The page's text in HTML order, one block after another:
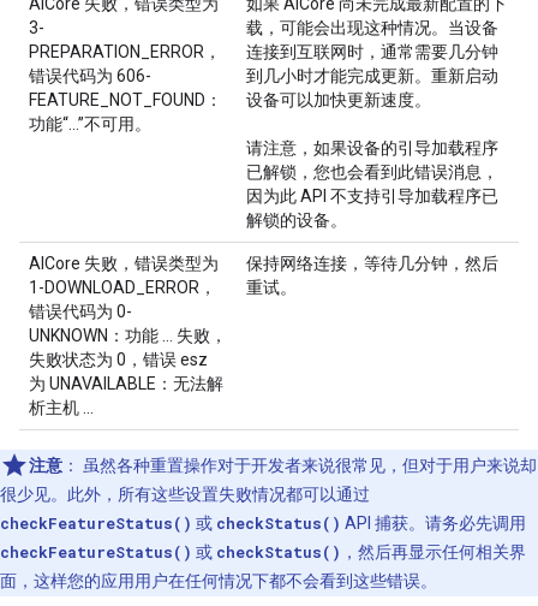
3-
PREPARATION_ERROR，
错误代码为 606-
FEATURE_NOT_FOUND：
功能“...”不可用。
载，可能会出现这种情况。当设备
连接到互联网时，通常需要几分钟
到几小时才能完成更新。重新启动
设备可以加快更新速度。
请注意，如果设备的引导加载程序
已解锁，您也会看到此错误消息，
因为此 API 不支持引导加载程序已
解锁的设备。
AICore 失败，错误类型为
1-DOWNLOAD_ERROR，
错误代码为 0-
UNKNOWN：功能 ... 失败，
失败状态为 0，错误 esz
为 UNAVAILABLE：无法解
析主机 ...
保持网络连接，等待几分钟，然后
重试。
注意 ：
虽然各种重置操作对于开发者来说很常见，但对于用户来说却
很少见。此外，所有这些设置失败情况都可以通过
checkFeatureStatus() 或 checkStatus() API 捕获。请务必先调用
checkFeatureStatus() 或 checkStatus() ，然后再显示任何相关界
面，这样您的应用用户在任何情况下都不会看到这些错误。